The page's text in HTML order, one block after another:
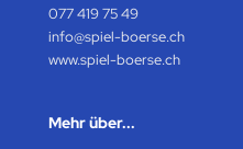
077 419 75 49
info@spiel-boerse.ch
www.spiel-boerse.ch
Mehr über...